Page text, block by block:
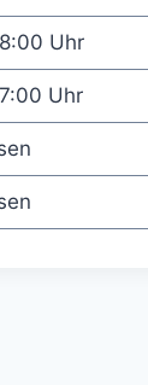
Uhr
Uhr